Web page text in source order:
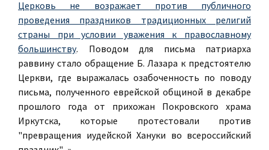
Церковь не возражает против публичного
проведения праздников традиционных религий
страны при условии уважения к православному
большинству. Поводом для письма патриарха
раввину стало обращение Б. Лазара к предстоятелю
Церкви, где выражалась озабоченность по поводу
письма, полученного еврейской общиной в декабре
прошлого года от прихожан Покровского храма
Иркутска, которые протестовали против
"превращения иудейской Хануки во всероссийский